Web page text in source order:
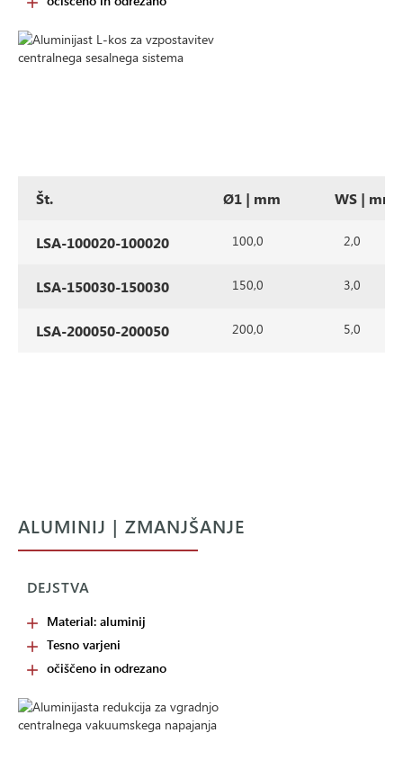
Št. Ø1 | mm WS | mm
LSA-100020-100020 100,0 2,0
LSA-150030-150030 150,0 3,0
LSA-200050-200050 200,0 5,0
ALUMINIJ | ZMANJŠANJE
DEJSTVA
Material: aluminij
Tesno varjeni
očiščeno in odrezano